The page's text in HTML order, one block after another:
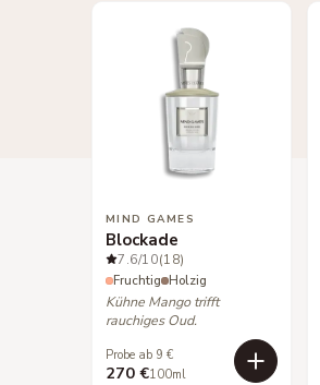
MIND GAMES
Blockade
7.6/10(18)
Fruchtig Holzig
Kühne Mango trifft
rauchiges Oud.
Probe ab 9 €
270 €100ml